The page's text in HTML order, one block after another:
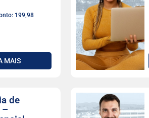
199,98
MAIS
de
–